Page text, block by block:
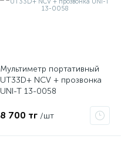
Мультиметр портативный
UT33D+ NCV + прозвонка
UNI-T 13-0058
8 700 тг /шт